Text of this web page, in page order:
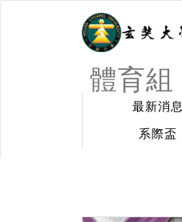
體育組
最新消息
系際盃